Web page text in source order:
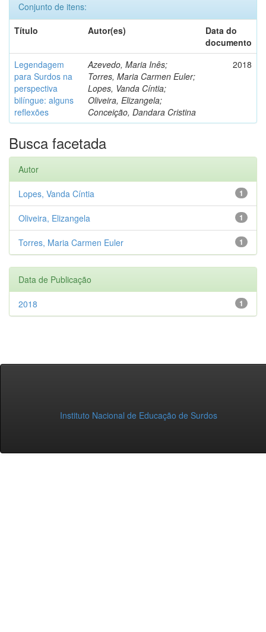
Conjunto de itens:
Título
Autor(es)
Data do
documento
Legendagem
para Surdos na
perspectiva
bilíngue: alguns
reflexões
Azevedo, Maria Inês;
Torres, Maria Carmen Euler;
Lopes, Vanda Cíntia;
Oliveira, Elizangela;
Conceição, Dandara Cristina
2018
Busca facetada
Autor
1
Lopes, Vanda Cíntia
1
Oliveira, Elizangela
1
Torres, Maria Carmen Euler
Data de Publicação
1
2018
Instituto Nacional de Educação de Surdos